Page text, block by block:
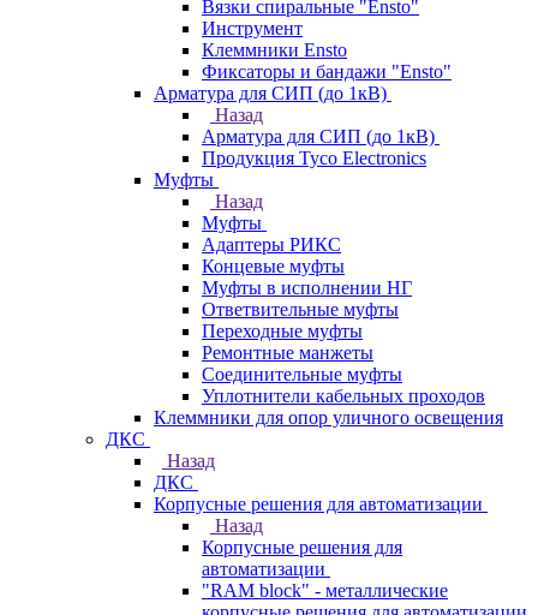
Вязки спиральные "Ensto"
Инструмент
Клеммники Ensto
Фиксаторы и бандажи "Ensto"
Арматура для СИП (до 1кВ)
Назад
Арматура для СИП (до 1кВ)
Продукция Tyco Electronics
Муфты
Назад
Муфты
Адаптеры РИКС
Концевые муфты
Муфты в исполнении НГ
Ответвительные муфты
Переходные муфты
Ремонтные манжеты
Соединительные муфты
Уплотнители кабельных проходов
Клеммники для опор уличного освещения
ДКС
Назад
ДКС
Корпусные решения для автоматизации
Назад
Корпусные решения для
автоматизации
"RAM block" - металлические